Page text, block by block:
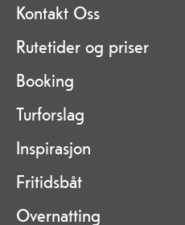
Kontakt Oss
Rutetider og priser
Booking
Turforslag
Inspirasjon
Fritidsbåt
Overnatting